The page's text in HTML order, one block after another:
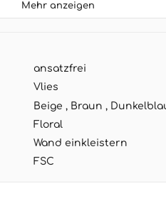
ANSATZ - 10,05 x 0,53
Kundenservice hat
bestens beraten!
Mehr anzeigen
ansatzfrei
Vlies
Beige , Braun ,
Floral
Wand einkleistern
FSC